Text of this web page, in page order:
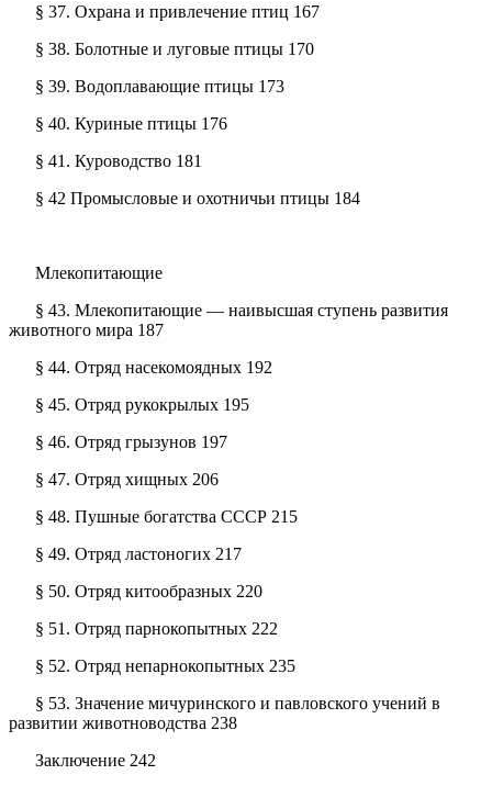
§ 37. Охрана и привлечение птиц 167
§ 38. Болотные и луговые птицы 170
§ 39. Водоплавающие птицы 173
§ 40. Куриные птицы 176
§ 41. Куроводство 181
§ 42 Промысловые и охотничьи птицы 184
Млекопитающие
§ 43. Млекопитающие — наивысшая ступень развития
животного мира 187
§ 44. Отряд насекомоядных 192
§ 45. Отряд рукокрылых 195
§ 46. Отряд грызунов 197
§ 47. Отряд хищных 206
§ 48. Пушные богатства СССР 215
§ 49. Отряд ластоногих 217
§ 50. Отряд китообразных 220
§ 51. Отряд парнокопытных 222
§ 52. Отряд непарнокопытных 235
§ 53. Значение мичуринского и павловского учений в
развитии животноводства 238
Заключение 242